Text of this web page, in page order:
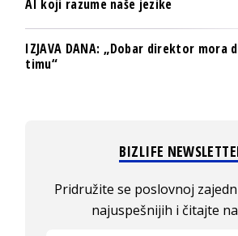
AI koji razume naše jezike
IZJAVA DANA: „Dobar direktor mora
timu“
BIZLIFE
Pridružite se poslovnoj
najuspešnijih i čitajte